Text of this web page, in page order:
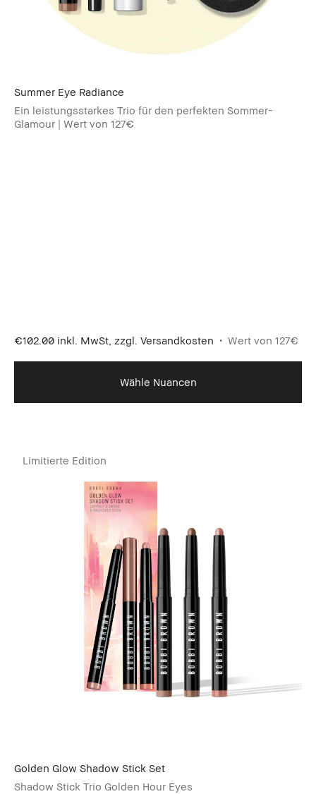
Summer Eye Radiance​
Ein leistungsstarkes Trio für den perfekten Sommer-
Glamour | Wert von 127€
€102.00 inkl. MwSt, zzgl. Versandkosten Wert von 127€
Wähle Nuancen
Limitierte Edition
Golden Glow Shadow Stick Set
Shadow Stick Trio Golden Hour Eyes